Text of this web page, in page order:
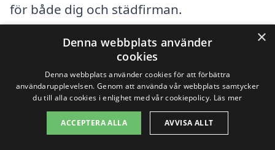
för både dig och städfirman.
Få 3 erbjudanden, gratis och utan
förpliktelser
×
Denna webbplats använder
cookies
Denna webbplats använder cookies för att förbättra
användarupplevelsen. Genom att använda vår webbplats samtycker
du till alla cookies i enlighet med vår cookiepolicy. Läs mer
ACCEPTERA ALLA AVVISA ALLT